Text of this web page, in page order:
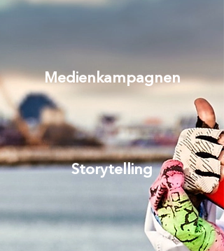
Medienkampagnen
Storytelling